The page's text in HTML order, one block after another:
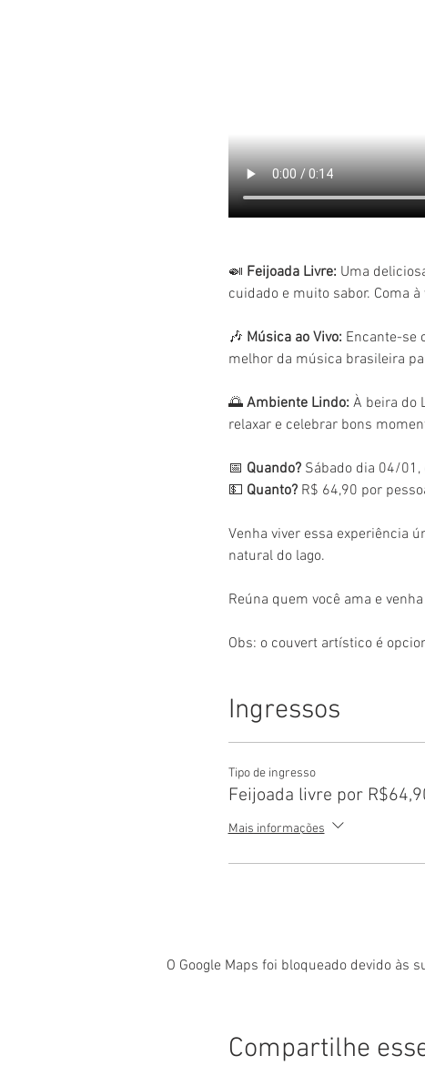
🍛 Feijoada Livre: Uma
cuidado e muito sabor. Coma
🎶 Música ao Vivo: Encante-se
melhor da música brasileira
🌅 Ambiente Lindo: À beira do
relaxar e celebrar bons
📅 Quando? Sábado dia 04/01,
💵 Quanto? R$ 64,90 por
Venha viver essa experiência
natural do lago.
Reúna quem você ama e
Obs: o couvert artístico é
Ingressos
Tipo de ingresso
Feijoada livre por
Mais informações
O Google Maps foi bloqueado devido às
Compartilhe